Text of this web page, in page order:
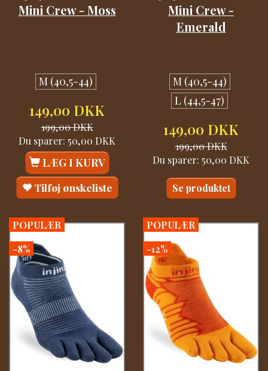
Mini Crew - Moss
M (40,5-44)
149,00 DKK
199,00 DKK
Du sparer: 50,00 DKK
LÆG I KURV
Tilføj ønskeliste
Mini Crew -
Emerald
M (40,5-44)
L (44,5-47)
149,00 DKK
199,00 DKK
Du sparer: 50,00 DKK
Se produktet
POPULÆR
-8%
POPULÆR
-12%